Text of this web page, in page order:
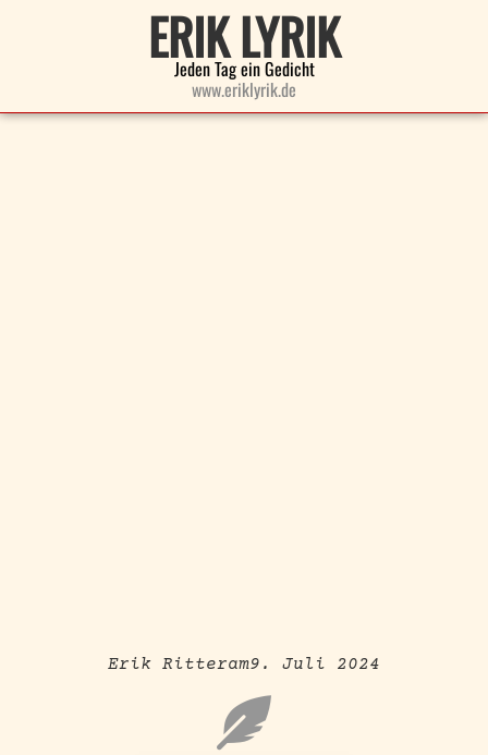
ERIK LYRIK
Jeden Tag ein Gedicht
www.eriklyrik.de
Erik Ritteram9. Juli 2024